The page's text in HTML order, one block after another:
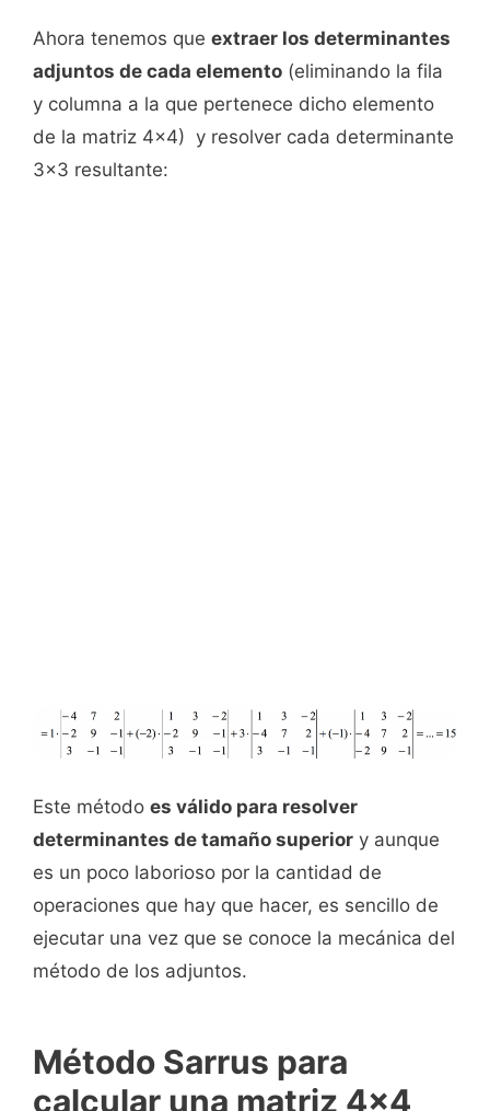
Ahora tenemos que extraer los determinantes
adjuntos de cada elemento (eliminando la fila
y columna a la que pertenece dicho elemento
de la matriz 4x4) y resolver cada determinante
3x3 resultante:
Este método es válido para resolver
determinantes de tamaño superior y aunque
es un poco laborioso por la cantidad de
operaciones que hay que hacer, es sencillo de
ejecutar una vez que se conoce la mecánica del
método de los adjuntos.
Método Sarrus para
calcular una matriz 4x4